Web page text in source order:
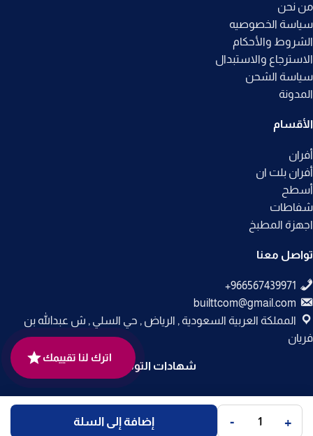
من نحن
سياسة الخصوصيه
الشروط والأحكام
الاسترجاع والاستبدال
سياسة الشحن
المدونة
الأقسام
أفران
أفران بلت ان
أسطح
شفاطات
اجهزة المطبخ
تواصل معنا
builttcom@gmail.com
المملكة العربية السعودية , الرياض , حي السلي , ش عبدالله بن
فريان
شهادات التوثيق
جميع الحقوق محفوظة لـمتجر بلت إن© 2025.
تم التطوير بواسطةCode Times
. +
- إضافة إلى السلة
اترك لنا تقييمك